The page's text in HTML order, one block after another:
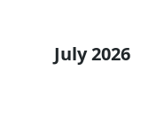
July 2026